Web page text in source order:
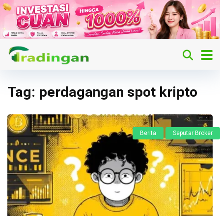
Tag: perdagangan spot kripto
Berita Seputar Broker